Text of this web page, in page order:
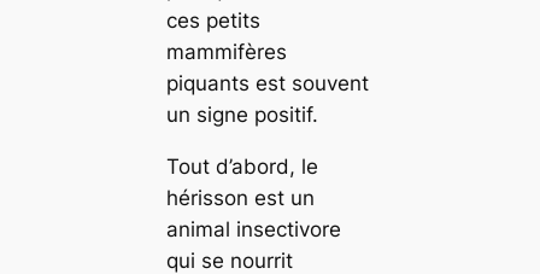
ces petits
mammifères
piquants est souvent
un signe positif.
Tout d’abord, le
hérisson est un
animal insectivore
qui se nourrit